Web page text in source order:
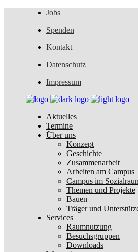
Jobs
Spenden
Kontakt
Datenschutz
Impressum
Aktuelles
Termine
Über uns
Konzept
Geschichte
Zusammenarbeit
Arbeiten am Campus
Campus im
Themen und Projekte
Bauen
Träger und
Services
Raumnutzung
Besuchsgruppen
Downloads